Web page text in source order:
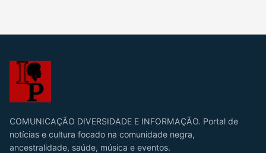
COMUNICAÇÃO DIVERSIDADE E INFORMAÇÃO. Portal de
notícias e cultura focado na comunidade negra,
ancestralidade, saúde, música e eventos.